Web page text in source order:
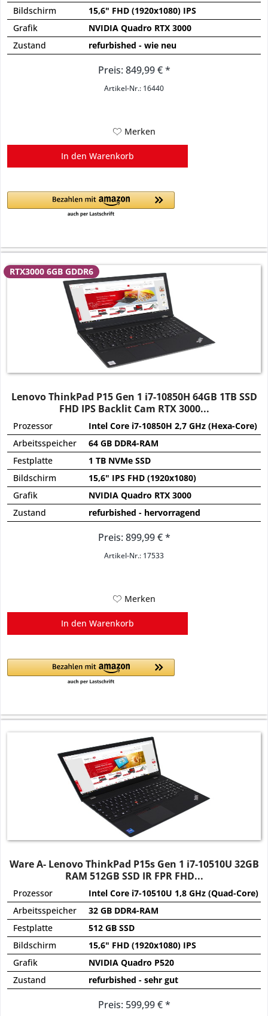
Bildschirm
15,6" FHD (1920x1080) IPS
Grafik
NVIDIA Quadro RTX 3000
Zustand
refurbished - wie neu
Preis: 849,99 € *
Artikel-Nr.: 16440
Merken
In den Warenkorb
RTX3000 6GB GDDR6
Lenovo ThinkPad P15 Gen 1 i7-10850H 64GB 1TB SSD
FHD IPS Backlit Cam RTX 3000...
Prozessor
Intel Core i7-10850H 2,7 GHz (Hexa-Core)
Arbeitsspeicher
64 GB DDR4-RAM
Festplatte
1 TB NVMe SSD
Bildschirm
15,6" IPS FHD (1920x1080)
Grafik
NVIDIA Quadro RTX 3000
Zustand
refurbished - hervorragend
Preis: 899,99 € *
Artikel-Nr.: 17533
Merken
In den Warenkorb
Ware A- Lenovo ThinkPad P15s Gen 1 i7-10510U 32GB
RAM 512GB SSD IR FPR FHD...
Prozessor
Intel Core i7-10510U 1,8 GHz (Quad-Core)
Arbeitsspeicher
32 GB DDR4-RAM
Festplatte
512 GB SSD
Bildschirm
15,6" FHD (1920x1080) IPS
Grafik
NVIDIA Quadro P520
Zustand
refurbished - sehr gut
Preis: 599,99 € *